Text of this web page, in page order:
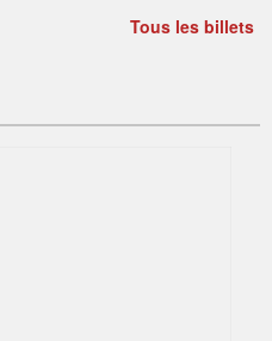
Tous les billets